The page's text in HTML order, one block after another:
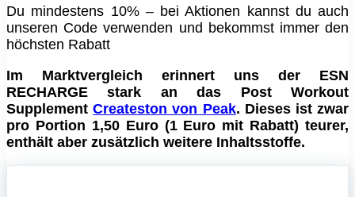
Du mindestens 10% – bei Aktionen kannst du auch
unseren Code verwenden und bekommst immer den
höchsten Rabatt
Im Marktvergleich erinnert uns der ESN
RECHARGE stark an das Post Workout
SupplementCreateston von Peak. Dieses ist zwar
pro Portion 1,50 Euro (1 Euro mit Rabatt) teurer,
enthält aber zusätzlich weitere Inhaltsstoffe.